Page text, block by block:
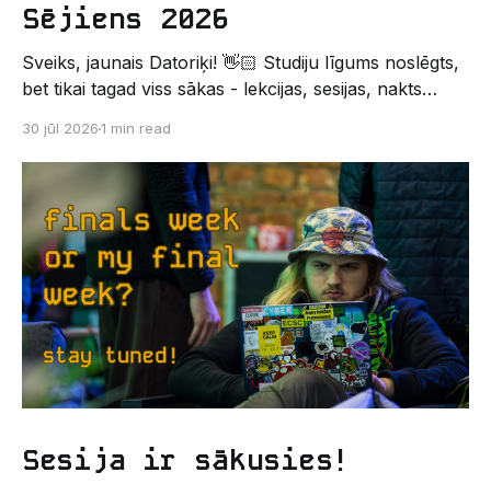
Sējiens 2026
Sveiks, jaunais Datoriķi! 👋🏻 Studiju līgums noslēgts,
bet tikai tagad viss sākas - lekcijas, sesijas, nakts
Un kas gan būtu labāks veids, kā iepazīt savu jauno
dzīvi LU EZTF datoriķu vidē, par došanos uz
leģendāro “Sējienu”? 🐱 Šī pirmsaristoteļa nometne
palīdzēs tev iegūt pirmos draugus, ieskatu studenta
30 jūl 20261 min read
Sesija ir sākusies!